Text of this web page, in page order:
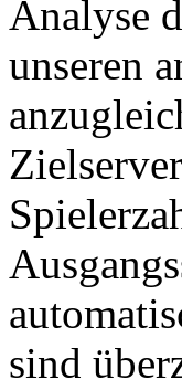
Analyse
unseren
sind